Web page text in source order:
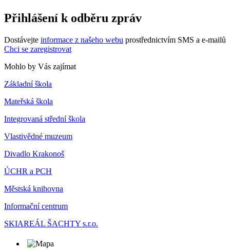
Přihlášení k odběru zpráv
Dostávejte informace z našeho webu prostřednictvím SMS a e-mailů
Chci se zaregistrovat
Mohlo by Vás zajímat
Základní škola
Mateřská škola
Integrovaná střední škola
Vlastivědné muzeum
Divadlo Krakonoš
ÚCHR a PCH
Městská knihovna
Informační centrum
SKIAREÁL ŠACHTY s.r.o.